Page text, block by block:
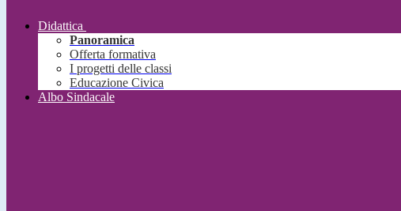
Didattica
Panoramica
Offerta formativa
I progetti delle classi
Educazione Civica
Albo Sindacale